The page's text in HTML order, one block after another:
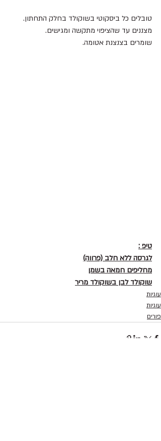
טובלים כל ביסקוטי בשוקולד בחלק התחתון.
מצננים עד שהציפוי מתקשה ומגישים.
שומרים בצנצנת אטומה.
טיפ :
לגרסה ללא חלב (פרווה)
מחליפים חמאה בשמן
שוקולד לבן בשוקולד מריר
עוגיות
עוגיות
פורים